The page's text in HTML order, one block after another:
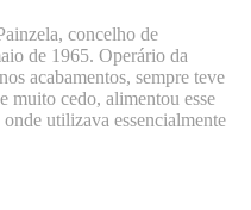
concelho de
de 1965. Operário da
acabamentos, sempre teve
muito cedo, alimentou esse
utilizava essencialmente